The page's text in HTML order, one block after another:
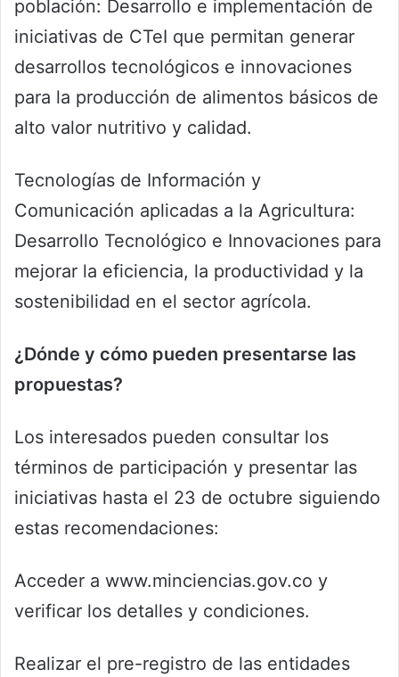
población: Desarrollo e implementación de
iniciativas de CTeI que permitan generar
desarrollos tecnológicos e innovaciones
para la producción de alimentos básicos de
alto valor nutritivo y calidad.
Tecnologías de Información y
Comunicación aplicadas a la Agricultura:
Desarrollo Tecnológico e Innovaciones para
mejorar la eficiencia, la productividad y la
sostenibilidad en el sector agrícola.
¿Dónde y cómo pueden presentarse las
propuestas?
Los interesados pueden consultar los
términos de participación y presentar las
iniciativas hasta el 23 de octubre siguiendo
estas recomendaciones:
Acceder a www.minciencias.gov.co y
verificar los detalles y condiciones.
Realizar el pre-registro de las entidades